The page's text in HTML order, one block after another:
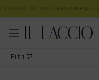
DI RALLENTAMENTI
Filtri